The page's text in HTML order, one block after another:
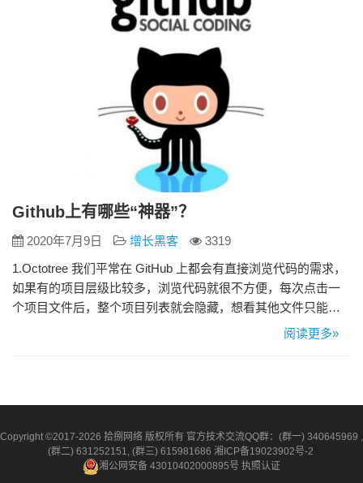
Github上有哪些“神器”？
2020年7月9日 增长黑客
3319
1.Octotree 我们平常在 GitHub 上都会有直接浏览代码的需求，
如果有的项目层级比较多，浏览代码就很不方便，每次点击一
个项目文件后，整个项目列表就会隐藏，想看其他文件只能会
退到后再次进入，这就很蛋疼。 Octotree就解决了大家这个烦
阅读更多»
Copyright ©2017-2026 拾捌网络 版权所有 官方技术交流QQ群：(群一) 340645969 ,
(群二) 631252151, (群三) 615981686 湘ICP备19023902号-2
湘公网安备 43010402000895号 执照认证